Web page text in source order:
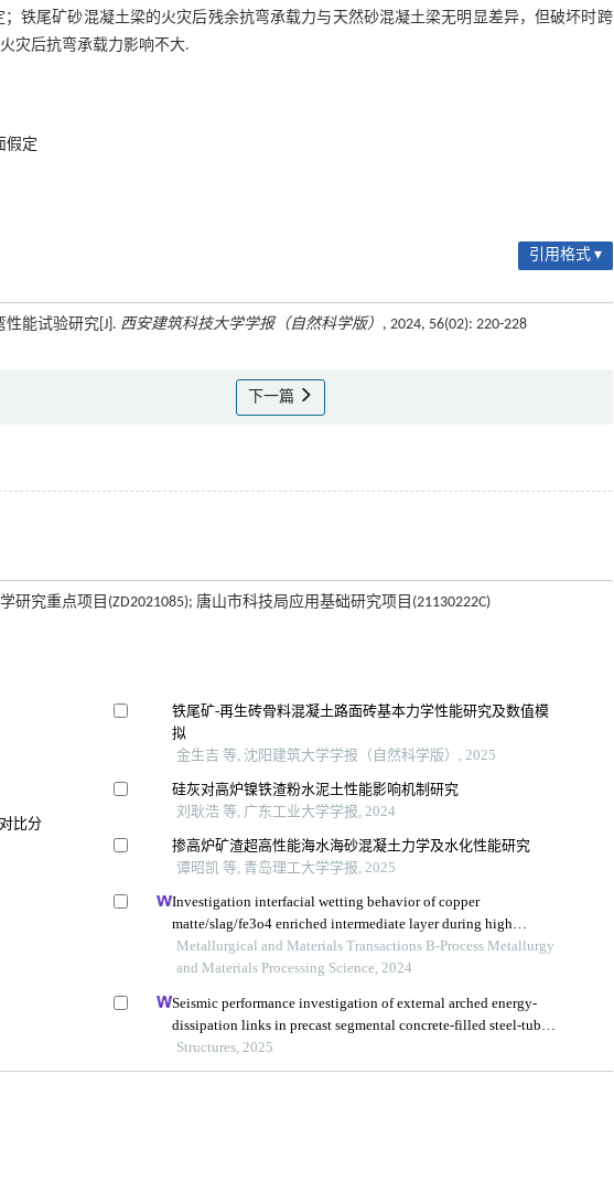
铁尾矿砂混凝土梁的火灾后残余抗弯承载力与天然砂混凝土梁无明显差异，但破坏时跨
灾后抗弯承载力影响不大.
假定
引用格式 ▾
能试验研究[J]. 西安建筑科技大学学报（自然科学版） , 2024, 56(02): 220-228
下一篇
究重点项目(ZD2021085); 唐山市科技局应用基础研究项目(21130222C)